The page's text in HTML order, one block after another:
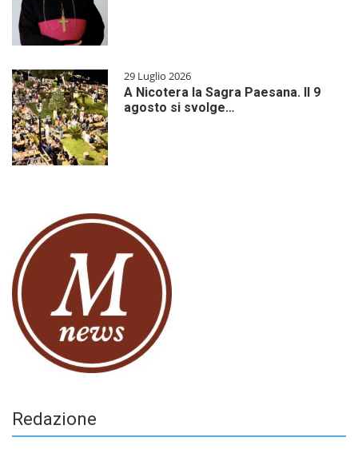
29 Luglio 2026
A Nicotera la Sagra Paesana. Il 9
agosto si svolge…
Redazione